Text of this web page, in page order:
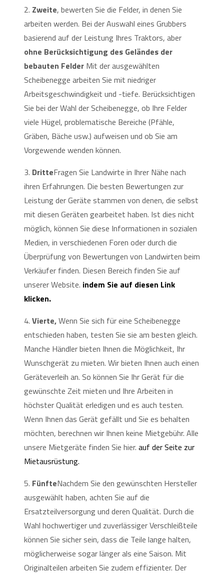
2. Zweite, bewerten Sie die Felder, in denen Sie
arbeiten werden. Bei der Auswahl eines Grubbers
basierend auf der Leistung Ihres Traktors, aber
ohne Berücksichtigung des Geländes der
bebauten Felder Mit der ausgewählten
Scheibenegge arbeiten Sie mit niedriger
Arbeitsgeschwindigkeit und -tiefe. Berücksichtigen
Sie bei der Wahl der Scheibenegge, ob Ihre Felder
viele Hügel, problematische Bereiche (Pfähle,
Gräben, Bäche usw.) aufweisen und ob Sie am
Vorgewende wenden können.
3. DritteFragen Sie Landwirte in Ihrer Nähe nach
ihren Erfahrungen. Die besten Bewertungen zur
Leistung der Geräte stammen von denen, die selbst
mit diesen Geräten gearbeitet haben. Ist dies nicht
möglich, können Sie diese Informationen in sozialen
Medien, in verschiedenen Foren oder durch die
Überprüfung von Bewertungen von Landwirten beim
Verkäufer finden. Diesen Bereich finden Sie auf
unserer Website. indem Sie auf diesen Link
klicken.
4. Vierte,Wenn Sie sich für eine Scheibenegge
entschieden haben, testen Sie sie am besten gleich.
Manche Händler bieten Ihnen die Möglichkeit, Ihr
Wunschgerät zu mieten. Wir bieten Ihnen auch einen
Geräteverleih an. So können Sie Ihr Gerät für die
gewünschte Zeit mieten und Ihre Arbeiten in
höchster Qualität erledigen und es auch testen.
Wenn Ihnen das Gerät gefällt und Sie es behalten
möchten, berechnen wir Ihnen keine Mietgebühr. Alle
unsere Mietgeräte finden Sie hier. auf der Seite zur
Mietausrüstung.
5. FünfteNachdem Sie den gewünschten Hersteller
ausgewählt haben, achten Sie auf die
Ersatzteilversorgung und deren Qualität. Durch die
Wahl hochwertiger und zuverlässiger Verschleißteile
können Sie sicher sein, dass die Teile lange halten,
möglicherweise sogar länger als eine Saison. Mit
Originalteilen arbeiten Sie zudem effizienter. Der